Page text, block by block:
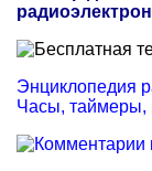
Энциклопедия
Часы, таймеры,